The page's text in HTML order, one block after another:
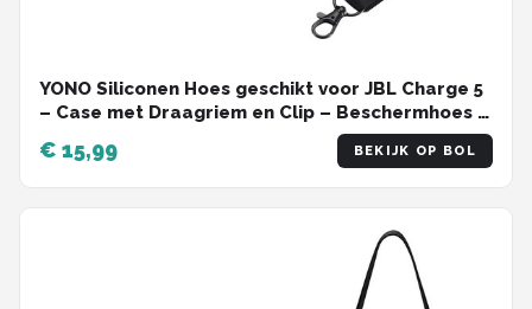
YONO Siliconen Hoes geschikt voor JBL Charge 5
– Case met Draagriem en Clip – Beschermhoes -
€ 15,99 BEKIJK OP BOL